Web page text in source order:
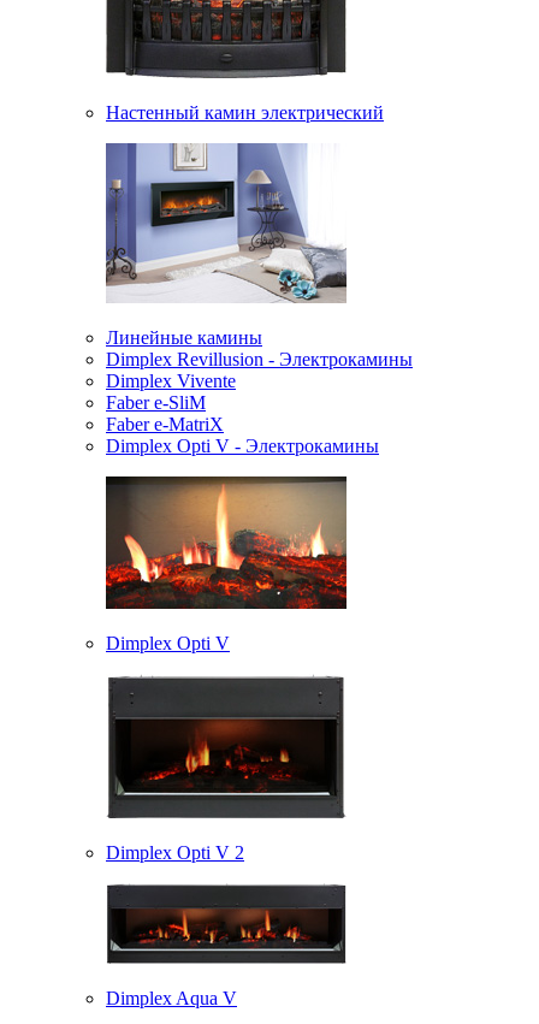
Настенный камин электрический
Линейные камины
Dimplex Revillusion - Электрокамины
Dimplex Vivente
Faber e-SliM
Faber e-MatriX
Dimplex Opti V - Электрокамины
Dimplex Opti V
Dimplex Opti V 2
Dimplex Aqua V